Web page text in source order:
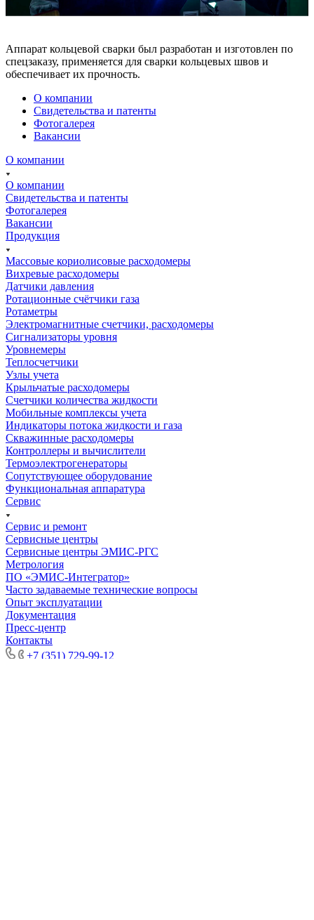
Аппарат кольцевой сварки был разработан и изготовлен по
спецзаказу, применяется для сварки кольцевых швов и
обеспечивает их прочность.
О компании
Свидетельства и патенты
Фотогалерея
Вакансии
О компании
О компании
Свидетельства и патенты
Фотогалерея
Вакансии
Продукция
Массовые кориолисовые расходомеры
Вихревые расходомеры
Датчики давления
Ротационные счётчики газа
Ротаметры
Электромагнитные счетчики, расходомеры
Сигнализаторы уровня
Уровнемеры
Теплосчетчики
Узлы учета
Крыльчатые расходомеры
Счетчики количества жидкости
Мобильные комплексы учета
Индикаторы потока жидкости и газа
Скважинные расходомеры
Контроллеры и вычислители
Термоэлектрогенераторы
Сопутствующее оборудование
Функциональная аппаратура
Сервис
Сервис и ремонт
Сервисные центры
Сервисные центры ЭМИС-РГС
Метрология
ПО «ЭМИС-Интегратор»
Часто задаваемые технические вопросы
Опыт эксплуатации
Документация
Пресс-центр
Контакты
+7 (351) 729-99-12